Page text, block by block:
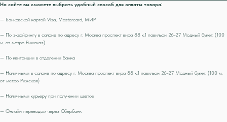
На сайте вы сможете выбрать удобный способ для оплаты товара:
— Банковской картой Visa, Mastercard, МИР
— По эквайрингу в салоне по адресу г. Москва проспект вира 88 к.1 павильон 26-27 Модный букет. (100
м. от метро Рижская)
— По квитанции в отделении банка
— Наличными в салоне по адресу г. Москва проспект вира 88 к.1 павильон 26-27 Модный букет. (100 м.
от метро Рижская)
— Наличными курьеру при получении цветов
— Онлайн переводом через Сбербанк